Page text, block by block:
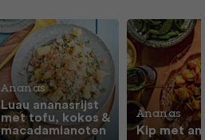
Ananas
Luau ananasrijst
met tofu, kokos &
macadamianoten
Ananas
Kip met